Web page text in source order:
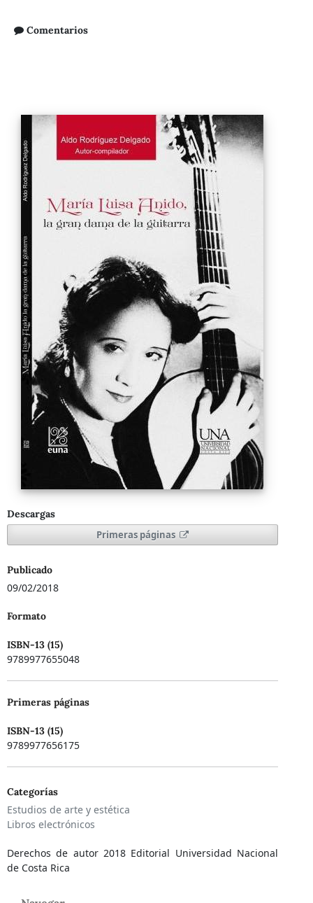
Comentarios
Descargas
Primeras páginas
Publicado
09/02/2018
Formato
ISBN-13 (15)
9789977655048
Primeras páginas
ISBN-13 (15)
9789977656175
Categorías
Estudios de arte y estética
Libros electrónicos
Derechos de autor 2018 Editorial Universidad Nacional
de Costa Rica